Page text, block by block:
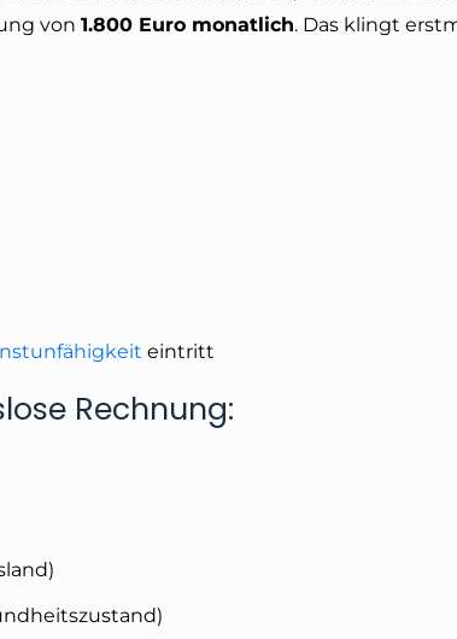
von 1.800 Euro monatlich. Das klingt
eintritt
Rechnung: